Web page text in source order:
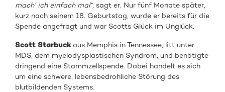
mach‘ ich einfach mal“, sagt er. Nur fünf Monate später,
kurz nach seinem 18. Geburtstag, wurde er bereits für die
Spende angefragt und war Scotts Glück im Unglück.
Scott Starbuckaus Memphis in Tennessee, litt unter
MDS, dem myelodysplastischen Syndrom, und benötigte
dringend eine Stammzellspende. Dabei handelt es sich
um eine schwere, lebensbedrohliche Störung des
blutbildenden Systems.